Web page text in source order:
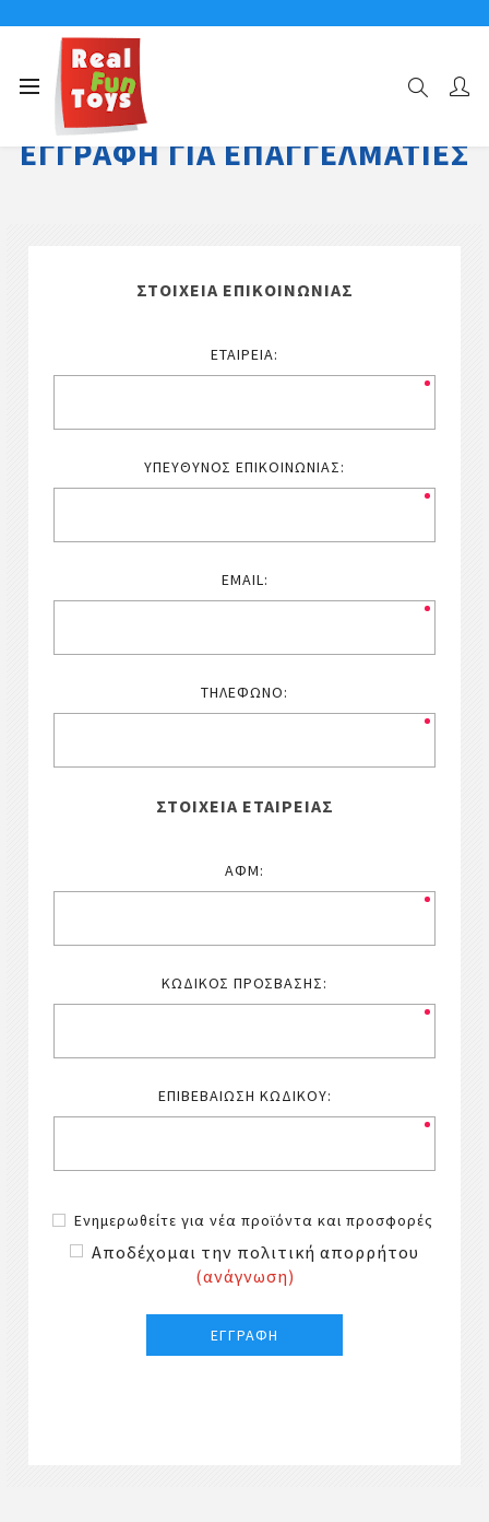
ΕΓΓΡΑΦΉ ΓΙΑ ΕΠΑΓΓΕΛΜΑΤΊΕΣ
ΣΤΟΙΧΕΊΑ ΕΠΙΚΟΙΝΩΝΊΑΣ
ΕΤΑΙΡΕΊΑ:
ΥΠΕΎΘΥΝΟΣ ΕΠΙΚΟΙΝΩΝΊΑΣ:
EMAIL:
ΤΗΛΈΦΩΝΟ:
ΣΤΟΙΧΕΊΑ ΕΤΑΙΡΕΊΑΣ
ΑΦΜ:
ΚΩΔΙΚΌΣ ΠΡΌΣΒΑΣΗΣ:
ΕΠΙΒΕΒΑΊΩΣΗ ΚΩΔΙΚΟΎ:
Ενημερωθείτε για νέα προϊόντα και προσφορές
Αποδέχομαι την πολιτική απορρήτου
(ανάγνωση)